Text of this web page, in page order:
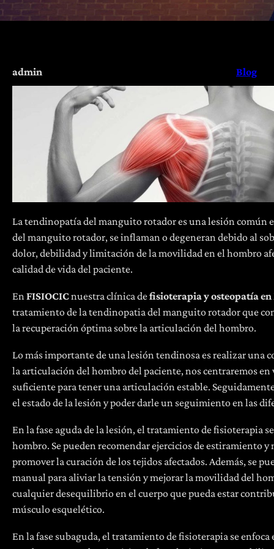
admin Blog
La tendinopatía del manguito rotador es una lesión común
del manguito rotador, se inflaman o degeneran debido al
dolor, debilidad y limitación de la movilidad en el hombro
calidad de vida del paciente.
En FISIOCICnuestra clínica defisioterapia y osteopatía
tratamiento de la tendinopatia del manguito rotador que
la recuperación óptima sobre la articulación del hombro.
Lo más importante de una lesión tendinosa es realizar una
la articulación del hombro del paciente, nos centraremos
suficiente para tener una articulación estable.
el estado de la lesión y poder darle un seguimiento en las
En la fase aguda de la lesión, el tratamiento de fisioterapia
hombro. Se pueden recomendar ejercicios de estiramiento
promover la curación de los tejidos afectados. Además, se
manual para aliviar la tensión y mejorar la movilidad del
cualquier desequilibrio en el cuerpo que pueda estar
músculo esquelético.
En la fase subaguda, el tratamiento de fisioterapia se